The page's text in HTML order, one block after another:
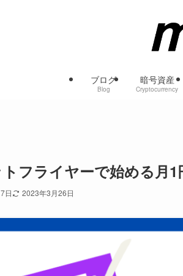
ブログ
Blog
暗号資産
Cryptocurrency
トフライヤーで始める月
日 2023年3月26日